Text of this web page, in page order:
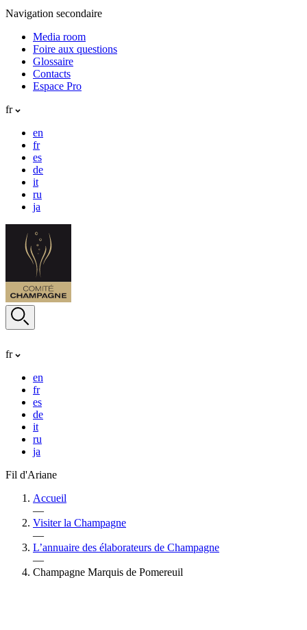
Navigation secondaire
Media room
Foire aux questions
Glossaire
Contacts
Espace Pro
fr
en
fr
es
de
it
ru
ja
fr
en
fr
es
de
it
ru
ja
Fil d'Ariane
Accueil
—
Visiter la Champagne
—
L’annuaire des élaborateurs de Champagne
—
Champagne Marquis de Pomereuil